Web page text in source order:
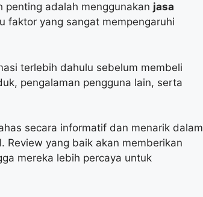
adalah menggunakan jasa
faktor yang sangat mempengaruhi
terlebih dahulu sebelum membeli
pengalaman pengguna lain, serta
secara informatif dan menarik dalam
yang baik akan memberikan
mereka lebih percaya untuk